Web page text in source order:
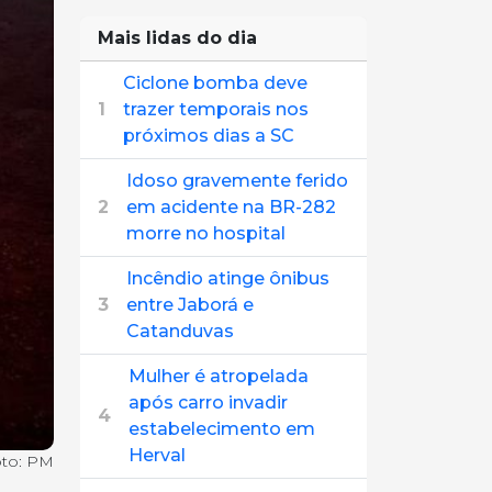
PM
Mais lidas do dia
1
Ciclone bomba deve
trazer temporais nos
próximos dias a SC
2
Idoso gravemente ferido
em acidente na BR-282
morre no hospital
3
Incêndio atinge ônibus
entre Jaborá e
Catanduvas
4
Mulher é atropelada
após carro invadir
estabelecimento em
Herval